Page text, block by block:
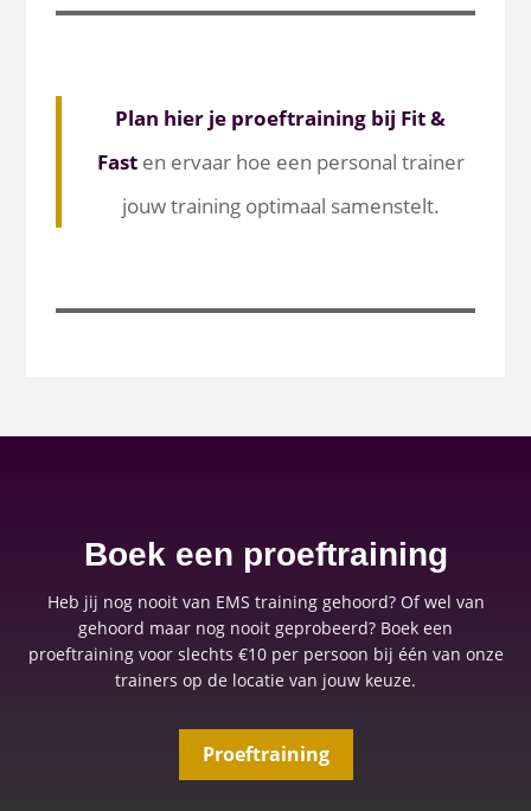
Plan hier je proeftraining bij Fit &
Fasten ervaar hoe een personal trainer
jouw training optimaal samenstelt.
Boek een proeftraining
Heb jij nog nooit van EMS training gehoord? Of wel van
gehoord maar nog nooit geprobeerd? Boek een
proeftraining voor slechts €10 per persoon bij één van onze
trainers op de locatie van jouw keuze.
Proeftraining